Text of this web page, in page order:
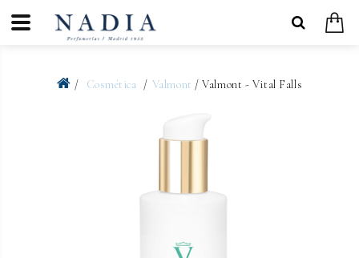
Cosmética Valmont / Valmont - Vital Falls